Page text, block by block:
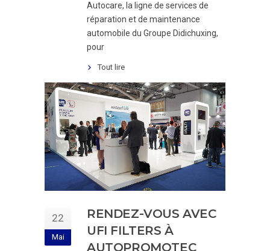
Autocare, la ligne de services de
réparation et de maintenance
automobile du Groupe Didichuxing,
pour
Tout lire
22
Mai
RENDEZ-VOUS AVEC
UFI FILTERS À
AUTOPROMOTEC